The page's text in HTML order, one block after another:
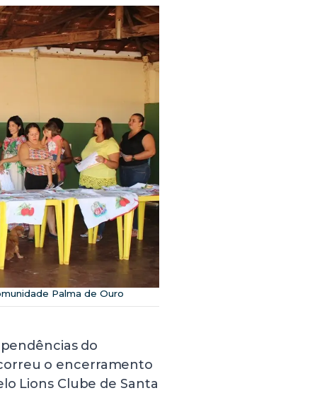
Palma de Ouro
do
o encerramento
Lions Clube de Santa